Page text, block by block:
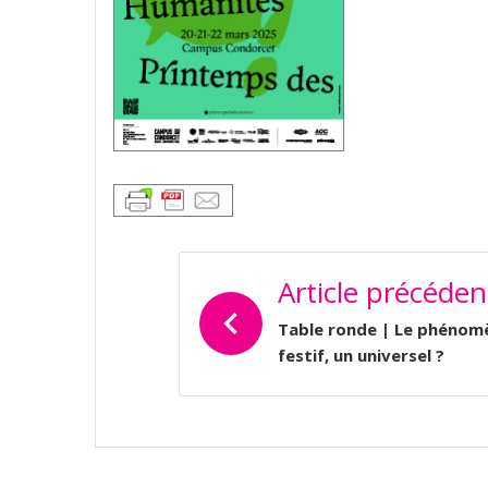
NAVIGATION
DE
L’ARTICLE
Article
Table ronde | Le
festif, un universel ?